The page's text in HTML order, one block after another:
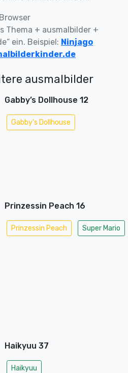
Thema + ausmalbilder +
ein. Beispiel: Ninjago
ausmalbilder
Gabby’s Dollhouse 12
Gabby's Dollhouse
Prinzessin Peach 16
Prinzessin Peach Super Mario
Haikyuu 37
Haikyuu